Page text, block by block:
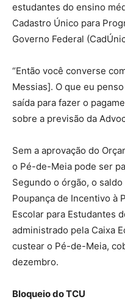
estudantes do ensino
Cadastro Único para
Governo Federal
“Então você converse
Messias]. O que eu
saída para fazer o
sobre a previsão da
Sem a aprovação do
o Pé-de-Meia pode ser
Segundo o órgão, o
Poupança de Incentivo à
Escolar para Estudantes
administrado pela Caixa
custear o Pé-de-Meia,
dezembro.
Bloqueio do TCU